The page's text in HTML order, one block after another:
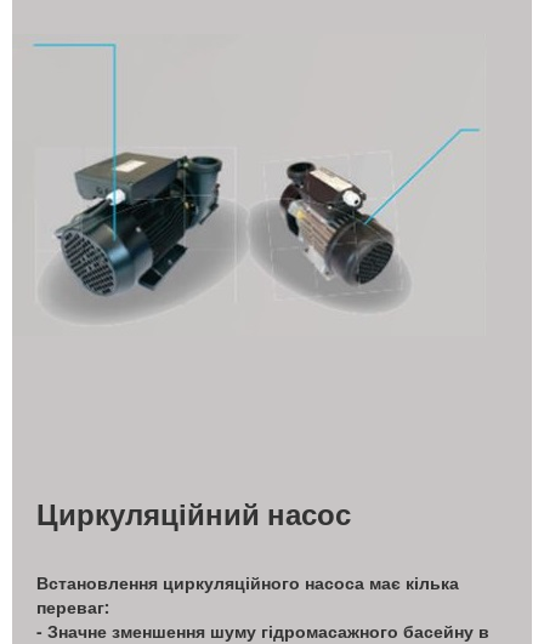
Циркуляційний насос
Встановлення циркуляційного насоса має кілька
переваг:
- Значне зменшення шуму гідромасажного басейну в